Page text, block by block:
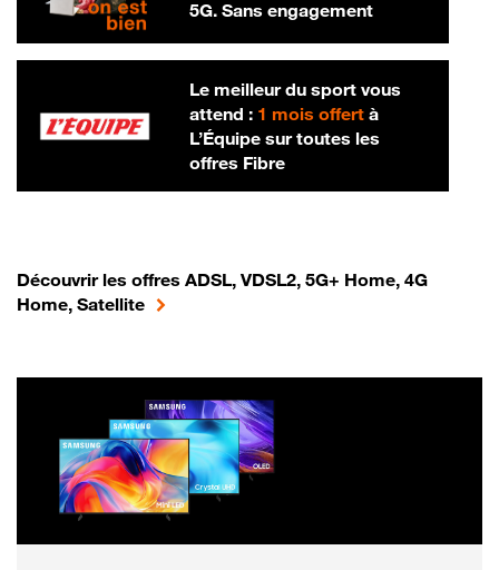
5G. Sans engagement
Le meilleur du sport vous
attend : 1 mois offertà
L’Équipe sur toutes les
offres Fibre
Découvrir les offres ADSL, VDSL2, 5G+ Home, 4G
Home, Satellite